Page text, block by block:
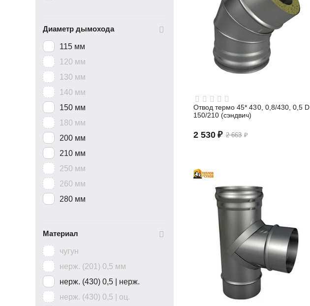
Диаметр дымохода
115 мм
120 мм
130 мм
140 мм
150 мм
180 мм
200 мм
210 мм
250 мм
260 мм
280 мм
Материал
чугун
нерж. (201) 0,5 мм
нерж. (430) 0,5 | нерж.
нерж. (430) 0,5 | оц.
Отвод термо 45* 430, 0,8/430, 0,5 D
150/210 (сэндвич)
2 663 ₽
2 530 ₽